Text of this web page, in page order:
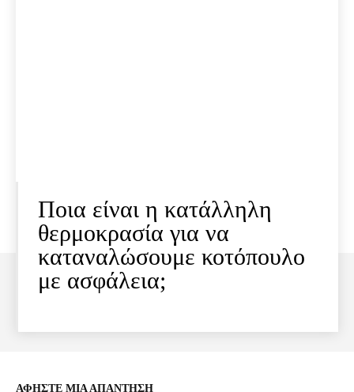
Ποια είναι η κατάλληλη
θερμοκρασία για να
καταναλώσουμε κοτόπουλο
με ασφάλεια;
ΑΦΗΣΤΕ ΜΙΑ ΑΠΑΝΤΗΣΗ